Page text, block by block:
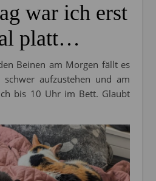
war ich erst
platt…
Beinen am Morgen fällt es
schwer aufzustehen und am
bis 10 Uhr im Bett. Glaubt